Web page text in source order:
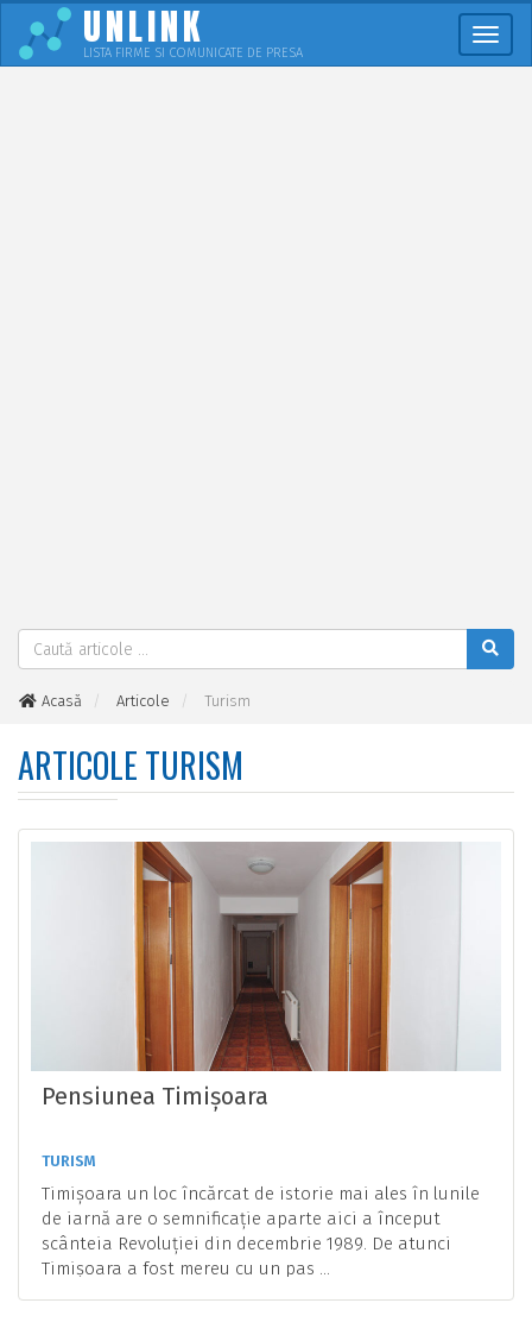
UNLINK
LISTA FIRME SI COMUNICATE DE PRESA
Acasă Articole Turism
ARTICOLE TURISM
Pensiunea Timișoara
TURISM
Timișoara un loc încărcat de istorie mai ales în lunile
de iarnă are o semnificație aparte aici a început
scânteia Revoluției din decembrie 1989. De atunci
Timișoara a fost mereu cu un pas ...